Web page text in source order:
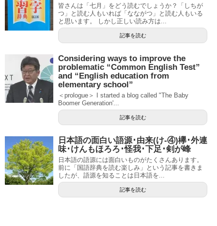
皆さんは「七月」をどう読むでしょうか？「しちが
つ」と読む人もいれば「なながつ」と読む人もいる
と思います。 しかし正しい読み方は...
記事を読む
Considering ways to improve the
problematic “Common English Test”
and “English education from
elementary school”
＜prologue＞ I started a blog called "The Baby
Boomer Generation'...
記事を読む
日本語の面白い語源･由来(け-④)欅･外連
味･けんもほろろ･怪我･下足･剣が峰
日本語の語源には面白いものがたくさんあります。
前に「国語辞典を読む楽しみ」という記事を書きま
したが、語源を知ることは日本語を...
記事を読む